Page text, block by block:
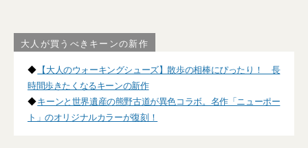
大人が買うべきキーンの新作
◆ 【大人のウォーキングシューズ】散歩の相棒にぴったり！ 長
時間歩きたくなるキーンの新作
◆キーンと世界遺産の熊野古道が異色コラボ。名作「ニューポー
ト」のオリジナルカラーが復刻！